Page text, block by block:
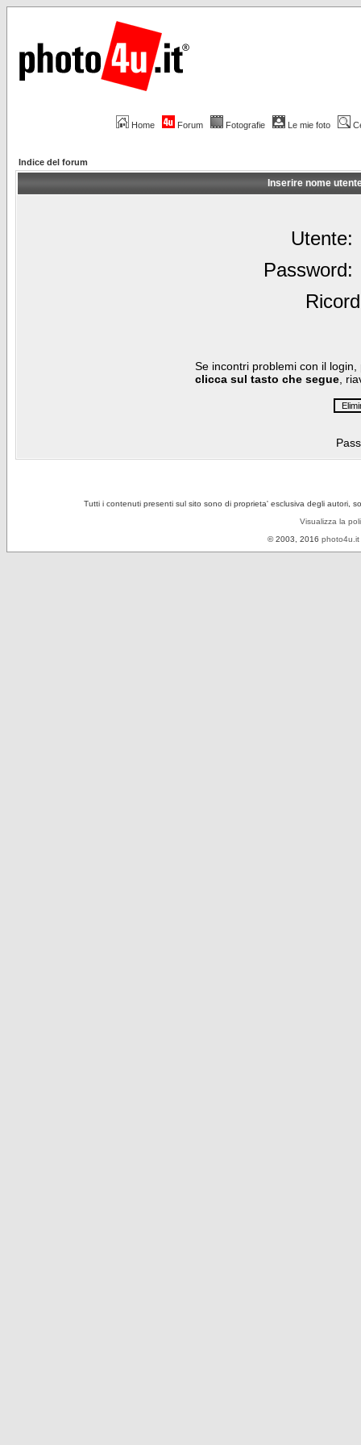
Home Forum Fotografie Le mie foto
Indice del forum
Inserire nome
Utente:
Password:
Se incontri problemi con il
clicca sul tasto che segue ,
Tutti i contenuti presenti sul sito sono di proprieta' esclusiva degli autori,
Visualizza la
© 2003, 2016 photo4u.it